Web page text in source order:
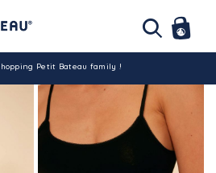
Petit Bateau family !
assurée partout en Tunisie !
par carte bancaire (hors promo)